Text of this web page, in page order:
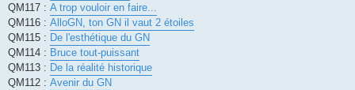
QM117 : A trop vouloir en faire...
QM116 : AlloGN, ton GN il vaut 2 étoiles
QM115 : De l'esthétique du GN
QM114 : Bruce tout-puissant
QM113 : De la réalité historique
QM112 : Avenir du GN